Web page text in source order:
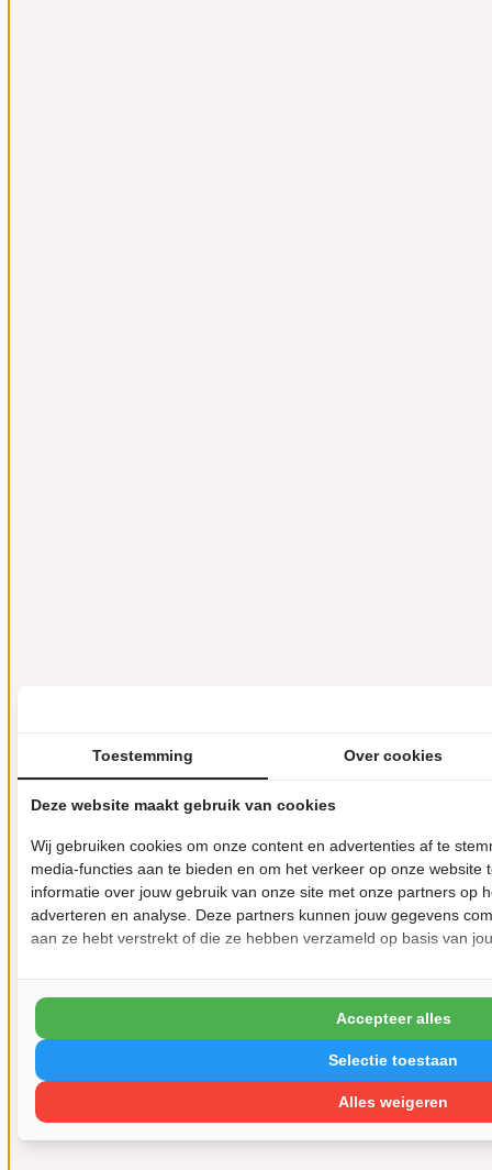
Toestemming Over cookies
Deze website maakt gebruik van cookies
Wij gebruiken cookies om onze content en advertenties af te
media-functies aan te bieden en om het verkeer op onze website
informatie over jouw gebruik van onze site met onze partners op
adverteren en analyse. Deze partners kunnen jouw gegevens
aan ze hebt verstrekt of die ze hebben verzameld op basis van
Alles weigeren
Selectie toestaan
Accepteer alles